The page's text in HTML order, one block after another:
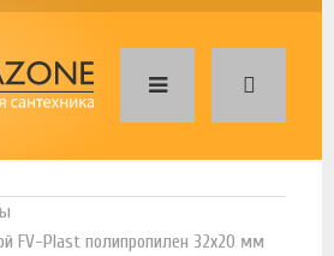
FV-Plast полипропилен 32х20 мм